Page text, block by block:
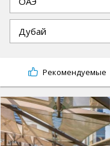
Рекомендуемые